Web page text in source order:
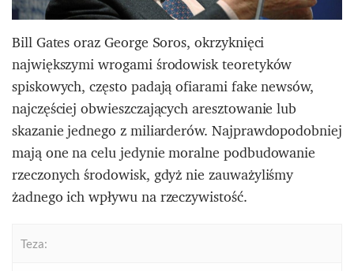
Bill Gates oraz George Soros, okrzyknięci
największymi wrogami środowisk teoretyków
spiskowych, często padają ofiarami fake newsów,
najczęściej obwieszczających aresztowanie lub
skazanie jednego z miliarderów. Najprawdopodobniej
mają one na celu jedynie moralne podbudowanie
rzeczonych środowisk, gdyż nie zauważyliśmy
żadnego ich wpływu na rzeczywistość.
Teza: